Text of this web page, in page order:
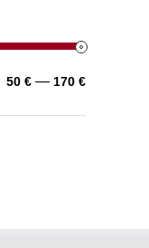
50 € — 170 €